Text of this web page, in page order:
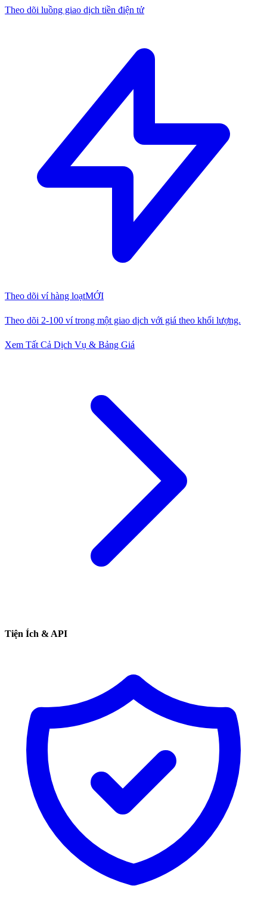
Theo dõi luồng giao dịch tiền điện tử
Theo dõi ví hàng loạtMỚI
Theo dõi 2-100 ví trong một giao dịch với giá theo khối lượng.
Xem Tất Cả Dịch Vụ & Bảng Giá
Tiện Ích & API